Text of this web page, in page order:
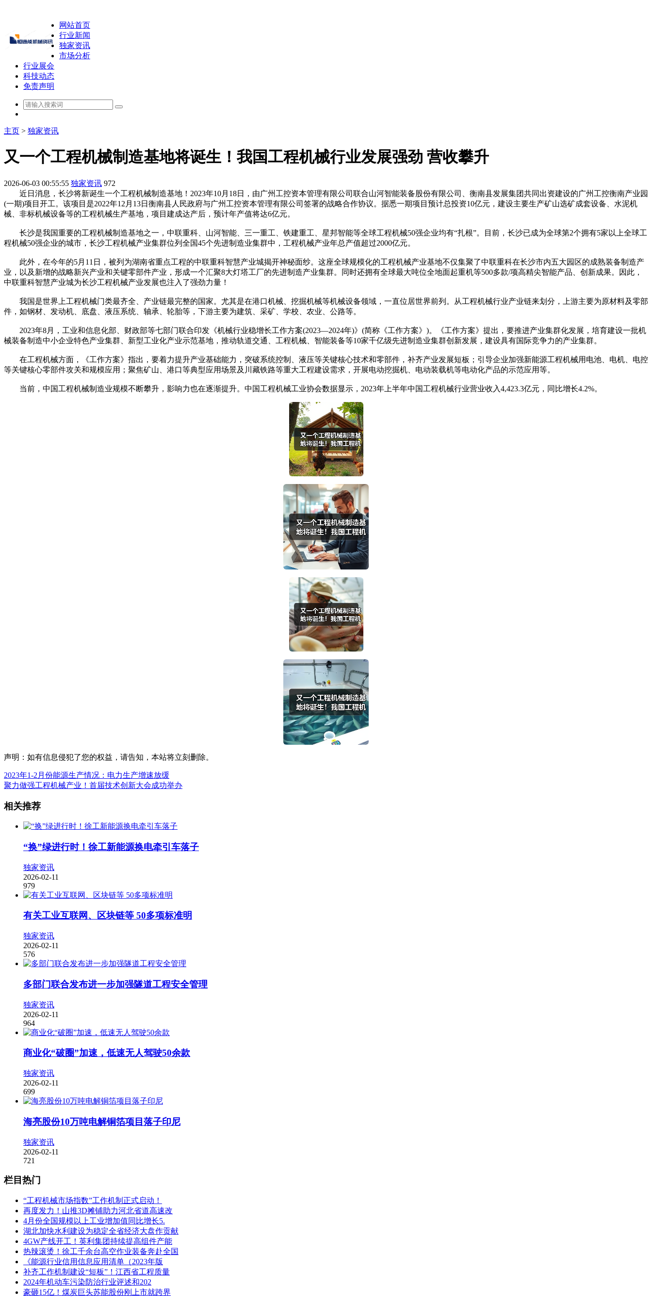
网站首页
行业新闻
独家资讯
市场分析
行业展会
科技动态
免责声明
主页 > 独家资讯
又一个工程机械制造基地将诞生！我国工程机械行业发展强劲 营收攀升
2026-06-03 00:55:55 独家资讯 972
近日消息，长沙将新诞生一个工程机械制造基地！2023年10月18日，由广州工控资本管理有限公司联合山河智能装备股份有限公司、衡南县发展集团共同出资建设的广州工控衡南产业园
(一期)项目开工。该项目是2022年12月13日衡南县人民政府与广州工控资本管理有限公司签署的战略合作协议。据悉一期项目预计总投资10亿元，建设主要生产矿山选矿成套设备、水泥机
械、非标机械设备等的工程机械生产基地，项目建成达产后，预计年产值将达6亿元。
长沙是我国重要的工程机械制造基地之一，中联重科、山河智能、三一重工、铁建重工、星邦智能等全球工程机械50强企业均有“扎根”。目前，长沙已成为全球第2个拥有5家以上全球工
程机械50强企业的城市，长沙工程机械产业集群位列全国45个先进制造业集群中，工程机械产业年总产值超过2000亿元。
此外，在今年的5月11日，被列为湖南省重点工程的中联重科智慧产业城揭开神秘面纱。这座全球规模化的工程机械产业基地不仅集聚了中联重科在长沙市内五大园区的成熟装备制造产
业，以及新增的战略新兴产业和关键零部件产业，形成一个汇聚8大灯塔工厂的先进制造产业集群。同时还拥有全球最大吨位全地面起重机等500多款/项高精尖智能产品、创新成果。因此，
中联重科智慧产业城为长沙工程机械产业发展也注入了强劲力量！
我国是世界上工程机械门类最齐全、产业链最完整的国家。尤其是在港口机械、挖掘机械等机械设备领域，一直位居世界前列。从工程机械行业产业链来划分，上游主要为原材料及零部
件，如钢材、发动机、底盘、液压系统、轴承、轮胎等，下游主要为建筑、采矿、学校、农业、公路等。
2023年8月，工业和信息化部、财政部等七部门联合印发《机械行业稳增长工作方案(2023—2024年)》(简称《工作方案》)。《工作方案》提出，要推进产业集群化发展，培育建设一批机
械装备制造中小企业特色产业集群、新型工业化产业示范基地，推动轨道交通、工程机械、智能装备等10家千亿级先进制造业集群创新发展，建设具有国际竞争力的产业集群。
在工程机械方面，《工作方案》指出，要着力提升产业基础能力，突破系统控制、液压等关键核心技术和零部件，补齐产业发展短板；引导企业加强新能源工程机械用电池、电机、电控
等关键核心零部件攻关和规模应用；聚焦矿山、港口等典型应用场景及川藏铁路等重大工程建设需求，开展电动挖掘机、电动装载机等电动化产品的示范应用等。
当前，中国工程机械制造业规模不断攀升，影响力也在逐渐提升。中国工程机械工业协会数据显示，2023年上半年中国工程机械行业营业收入4,423.3亿元，同比增长4.2%。
声明：如有信息侵犯了您的权益，请告知，本站将立刻删除。
2023年1-2月份能源生产情况：电力生产增速放缓
聚力做强工程机械产业！首届技术创新大会成功举办
相关推荐
“换”绿进行时！徐工新能源换电牵引车落子
独家资讯
2026-02-11
979
有关工业互联网、区块链等 50多项标准明
独家资讯
2026-02-11
576
多部门联合发布进一步加强隧道工程安全管理
独家资讯
2026-02-11
964
商业化“破圈”加速，低速无人驾驶50余款
独家资讯
2026-02-11
699
海亮股份10万吨电解铜箔项目落子印尼
独家资讯
2026-02-11
721
栏目热门
“工程机械市场指数”工作机制正式启动！
再度发力！山推3D摊铺助力河北省道高速改
4月份全国规模以上工业增加值同比增长5.
湖北加快水利建设为稳定全省经济大盘作贡献
4GW产线开工！英利集团持续提高组件产能
热辣滚烫！徐工千余台高空作业装备奔赴全国
《能源行业信用信息应用清单（2023年版
补齐工作机制建设“短板”！江西省工程质量
2024年机动车污染防治行业评述和202
豪砸15亿！煤炭巨头苏能股份刚上市就跨界